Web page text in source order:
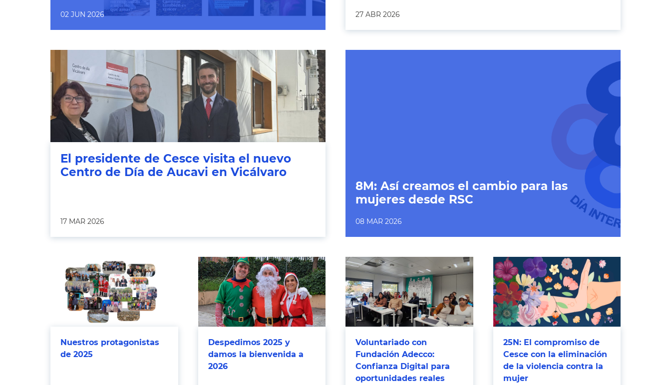
02 JUN 2026 27 ABR 2026
El presidente de Cesce visita el nuevo
Centro de Día de Aucavi en Vicálvaro
17 MAR 2026
8M: Así creamos el cambio para las
mujeres desde RSC
08 MAR 2026
Nuestros protagonistas
de 2025
Despedimos 2025 y
damos la bienvenida a
2026
Voluntariado con
Fundación Adecco:
Confianza Digital para
oportunidades reales
25N: El compromiso de
Cesce con la eliminación
de la violencia contra la
mujer